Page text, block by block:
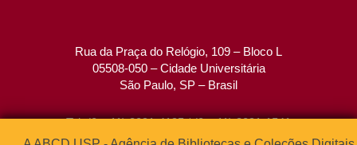
Rua da Praça do Relógio, 109 – Bloco L
05508-050 – Cidade Universitária
São Paulo, SP – Brasil
Tel: (0xx11) 3091-4195 / (0xx11) 3091-1541
Fax: (0xx11) 3091-1567